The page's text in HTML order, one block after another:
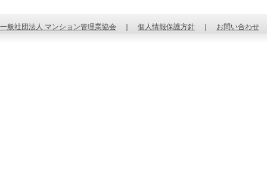
一般社団法人 マンション管理業協会 個人情報保護方針 お問い合わせ